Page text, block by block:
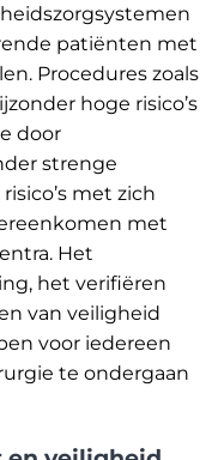
patiënten met
Procedures zoals
hoge risico’s
door
strenge
met zich
met
Het
het verifiëren
van veiligheid
voor iedereen
te ondergaan